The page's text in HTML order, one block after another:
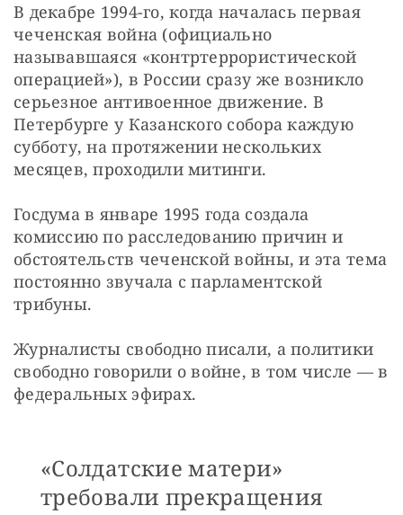
В декабре 1994-го, когда началась первая
чеченская война (официально
называвшаяся «контртеррористической
операцией»), в России сразу же возникло
серьезное антивоенное движение. В
Петербурге у Казанского собора каждую
субботу, на протяжении нескольких
месяцев, проходили митинги.
Госдума в январе 1995 года создала
комиссию по расследованию причин и
обстоятельств чеченской войны, и эта тема
постоянно звучала с парламентской
трибуны.
Журналисты свободно писали, а политики
свободно говорили о войне, в том числе — в
федеральных эфирах.
«Солдатские матери»
требовали прекращения